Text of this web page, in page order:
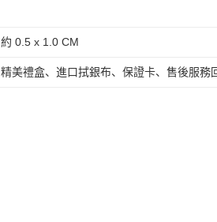
約 0.5 x 1.0 CM
精美禮盒、進口拭銀布、保證卡、售後服務